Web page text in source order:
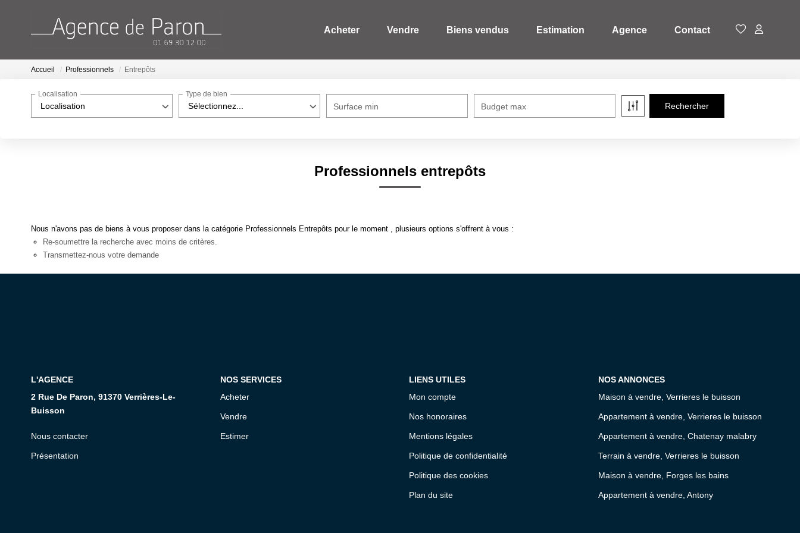
Acheter Vendre Biens vendus Estimation Agence Contact
Accueil Professionnels Entrepôts
Localisation
Localisation
Sélectionnez...
Type de bien
Surface min Budget max
Professionnels entrepôts
Nous n'avons pas de biens à vous proposer dans la catégorie Professionnels Entrepôts pour le moment , plusieurs options s'offrent à vous :
Re-soumettre la recherche avec moins de critères.
Transmettez-nous votre demande
L'AGENCE
2 Rue De Paron, 91370 Verrières-Le-
Buisson
Nous contacter
Présentation
NOS SERVICES
Acheter
Vendre
Estimer
LIENS UTILES
Mon compte
Nos honoraires
Mentions légales
Politique de confidentialité
Politique des cookies
Plan du site
NOS ANNONCES
Maison à vendre, Verrieres le buisson
Appartement à vendre, Verrieres le buisson
Appartement à vendre, Chatenay malabry
Terrain à vendre, Verrieres le buisson
Maison à vendre, Forges les bains
Appartement à vendre, Antony